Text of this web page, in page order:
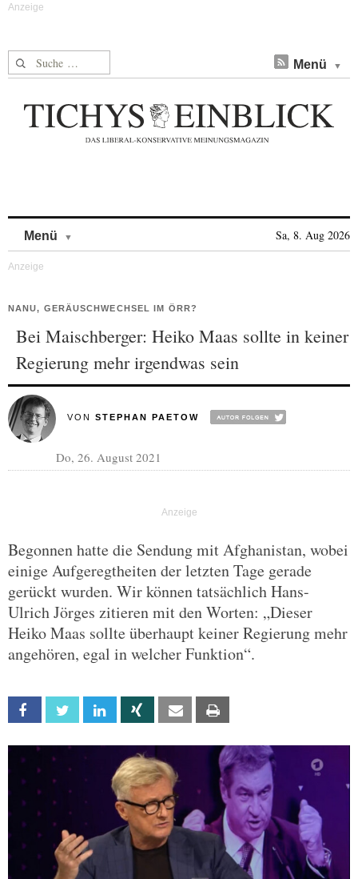
Suche nach: Menü
Menü Sa, 8. Aug 2026
NANU, GERÄUSCHWECHSEL IM ÖRR?
Bei Maischberger: Heiko Maas sollte in keiner
Regierung mehr irgendwas sein
VON STEPHAN PAETOW
Do, 26. August 2021
Begonnen hatte die Sendung mit Afghanistan, wobei
einige Aufgeregtheiten der letzten Tage gerade
gerückt wurden. Wir können tatsächlich Hans-
Ulrich Jörges zitieren mit den Worten: „Dieser
Heiko Maas sollte überhaupt keiner Regierung mehr
angehören, egal in welcher Funktion“.
Facebook Twitter Linkedin Xing Email